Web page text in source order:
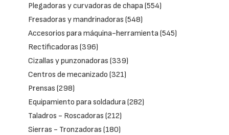
Plegadoras y curvadoras de chapa(554)
Fresadoras y mandrinadoras (548)
Accesorios para máquina-herramienta(545)
Rectificadoras (396)
Cizallas y punzonadoras (339)
Centros de mecanizado (321)
Prensas (298)
Equipamiento para soldadura(282)
Taladros - Roscadoras (212)
Sierras - Tronzadoras (180)